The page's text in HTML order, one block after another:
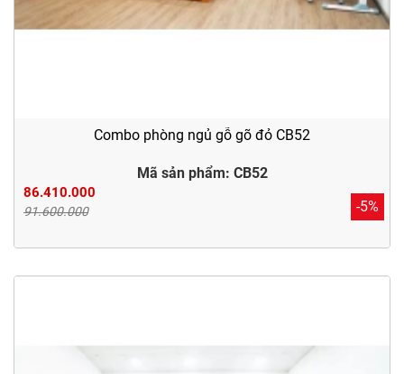
Combo phòng ngủ gỗ gõ đỏ CB52
Mã sản phẩm: CB52
86.410.000
91.600.000 -5%